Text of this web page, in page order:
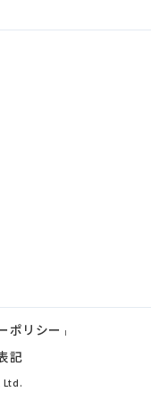
ポリシー |
記
Ltd.